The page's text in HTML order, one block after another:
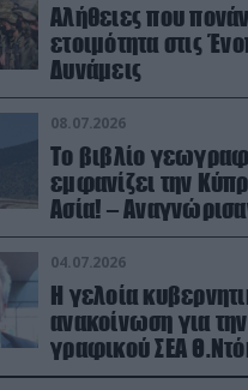
Αλήθειες που
ετοιμότητα στις
Δυνάμεις
08.07.2026
Το βιβλίο
εμφανίζει την
Ασία! –
κατεχόμενα;
04.07.2026
Η γελοία
ανακοίνωση για
γραφικού ΣΕΑ
Ρώσους φαρσέρ